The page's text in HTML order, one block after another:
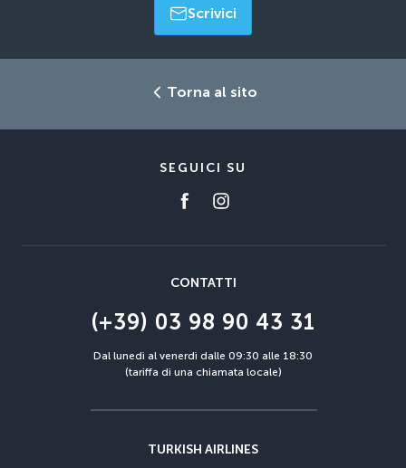
Scrivici
Torna al sito
SEGUICI SU
CONTATTI
(+39) 03 98 90 43 31
Dal lunedì al venerdì dalle 09:30 alle 18:30
(tariffa di una chiamata locale)
TURKISH AIRLINES